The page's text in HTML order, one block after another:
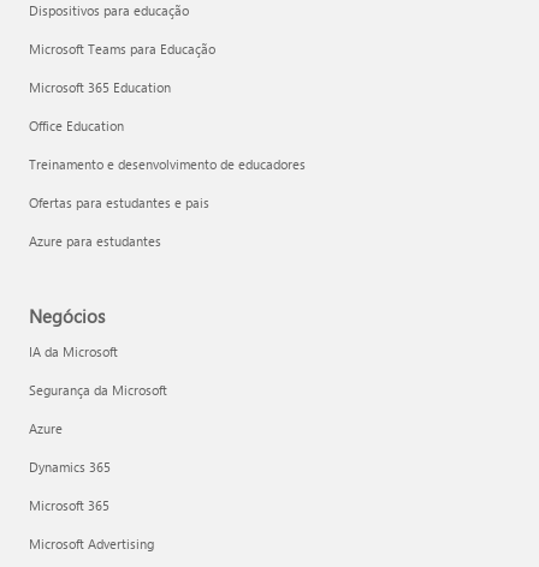
Dispositivos para educação
Microsoft Teams para Educação
Microsoft 365 Education
Office Education
Treinamento e desenvolvimento de educadores
Ofertas para estudantes e pais
Azure para estudantes
Negócios
IA da Microsoft
Segurança da Microsoft
Azure
Dynamics 365
Microsoft 365
Microsoft Advertising